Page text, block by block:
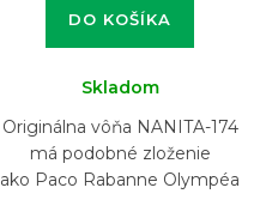
DO KOŠÍKA
Skladom
Originálna vôňa NANITA-174
má podobné zloženie
ako Paco Rabanne Olympéa